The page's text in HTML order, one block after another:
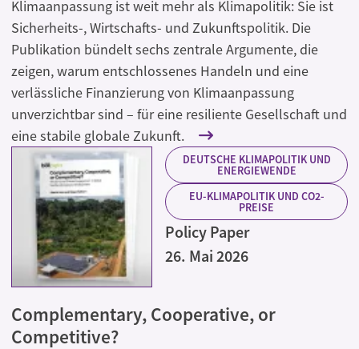
Klimaanpassung ist weit mehr als Klimapolitik: Sie ist
Sicherheits-, Wirtschafts- und Zukunftspolitik. Die
Publikation bündelt sechs zentrale Argumente, die
zeigen, warum entschlossenes Handeln und eine
verlässliche Finanzierung von Klimaanpassung
unverzichtbar sind – für eine resiliente Gesellschaft und
eine stabile globale Zukunft.
DEUTSCHE KLIMAPOLITIK UND
ENERGIEWENDE
EU-KLIMAPOLITIK UND CO2-
PREISE
Policy Paper
26. Mai 2026
Complementary, Cooperative, or
Competitive?